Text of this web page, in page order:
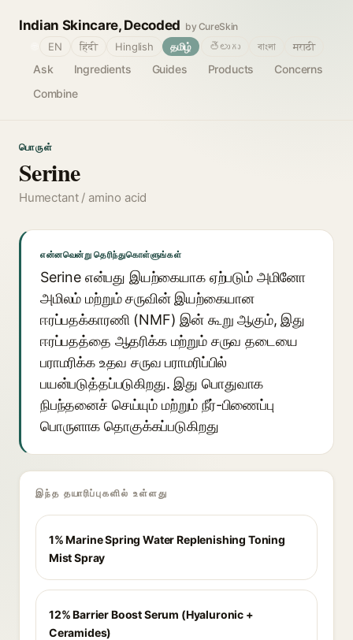
Indian Skincare, Decoded by CureSkin
Ask Ingredients Guides Products
Concerns
Combine
EN हिंदी Hinglish தமிழ் తెలుగు বাংলা मराठी
பொருள்
Serine
Humectant / amino acid
என்னவென்று தெரிந்துகொள்ளுங்கள்
Serine என்பது இயற்கையாக ஏற்படும் அமினோ
அமிலம் மற்றும் சருவின் இயற்கையான
ஈரப்பதக்காரணி (NMF) இன் கூறு ஆகும், இது
ஈரப்பதத்தை ஆதரிக்க மற்றும் சருவ தடையை
பராமரிக்க உதவ சருவ பராமரிப்பில்
பயன்படுத்தப்படுகிறது. இது பொதுவாக
நிபந்தனைச் செய்யும் மற்றும் நீர்-பிணைப்பு
பொருளாக தொகுக்கப்படுகிறது
இந்த தயாரிப்புகளில் உள்ளது
1% Marine Spring Water Replenishing Toning
Mist Spray
12% Barrier Boost Serum (Hyaluronic +
Ceramides)